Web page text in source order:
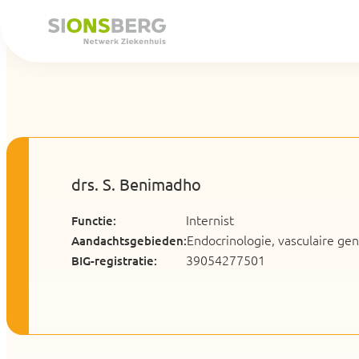
drs. S. Benimadho
Functie: Internist
Aandachtsgebieden:Endocrinologie, vasculaire
BIG-registratie: 39054277501